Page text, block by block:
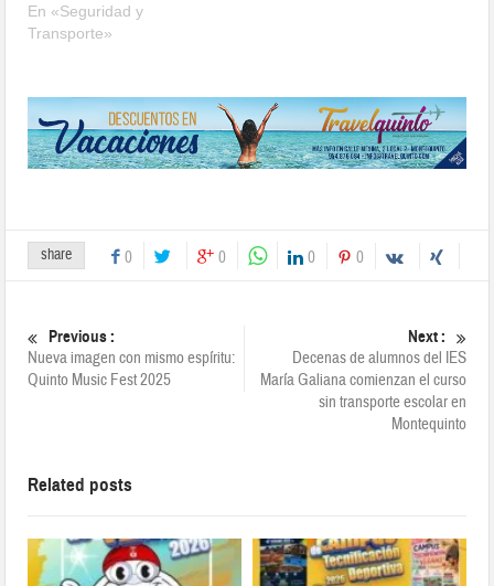
En «Seguridad y
Transporte»
share 0 0 0 0
Previous :
Nueva imagen con mismo espíritu:
Quinto Music Fest 2025
Next :
Decenas de alumnos del IES
María Galiana comienzan el curso
sin transporte escolar en
Montequinto
Related posts